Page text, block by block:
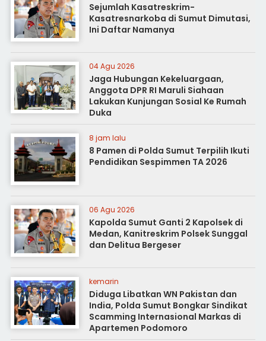
Sejumlah Kasatreskrim-
Kasatresnarkoba di Sumut Dimutasi,
Ini Daftar Namanya
04 Agu 2026
Jaga Hubungan Kekeluargaan,
Anggota DPR RI Maruli Siahaan
Lakukan Kunjungan Sosial Ke Rumah
Duka
8 jam lalu
8 Pamen di Polda Sumut Terpilih Ikuti
Pendidikan Sespimmen TA 2026
06 Agu 2026
Kapolda Sumut Ganti 2 Kapolsek di
Medan, Kanitreskrim Polsek Sunggal
dan Delitua Bergeser
kemarin
Diduga Libatkan WN Pakistan dan
India, Polda Sumut Bongkar Sindikat
Scamming Internasional Markas di
Apartemen Podomoro